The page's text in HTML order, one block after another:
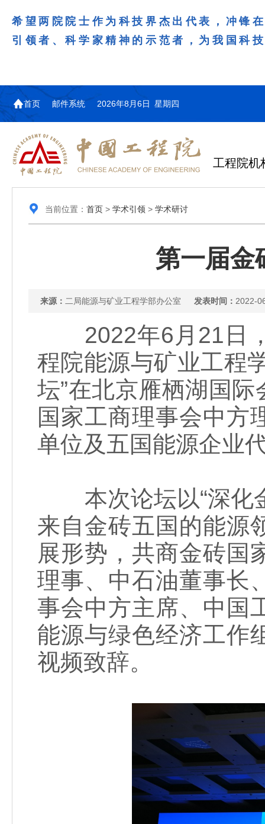
希望两院院士作为科技界杰出代表，冲锋
引领者、科学家精神的示范者，为我国科
首页 邮件系统 2026年8月6日 星期四
工程院机
当前位置： 首页> 学术引领> 学术研讨
第一届金
来源： 二局能源与矿业工程学部办公室 发表时间： 2022-
2022年6月21日，
程院能源与矿业工程
坛”在北京雁栖湖国
国家工商理事会中方
单位及五国能源企业
本次论坛以“深化金
来自金砖五国的能源
展形势，共商金砖国
理事、中石油董事长
事会中方主席、中国
能源与绿色经济工作
视频致辞。